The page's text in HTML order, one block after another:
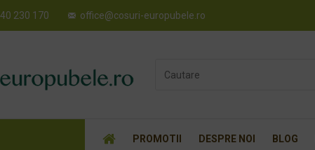
230 170 office@cosuri-europubele.ro
PROMOTII DESPRE NOI BLOG